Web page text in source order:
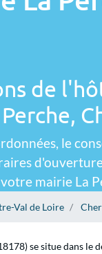
de
le
mairie La
Val de Loire Cher
se situe dans le